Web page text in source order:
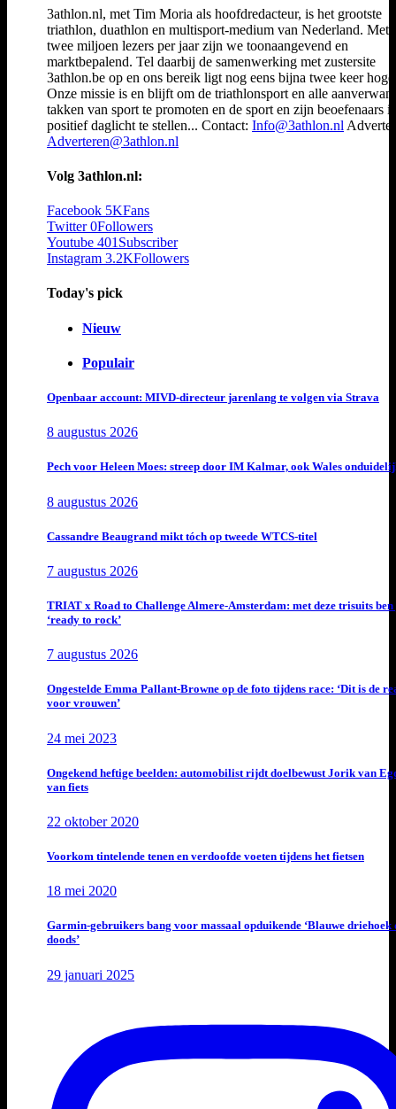
3athlon.nl, met Tim Moria als hoofdredacteur, is het grootste
triathlon, duathlon en multisport-medium van Nederland. Met
twee miljoen lezers per jaar zijn we toonaangevend en
marktbepalend. Tel daarbij de samenwerking met zustersite
3athlon.be op en ons bereik ligt nog eens bijna twee keer
Onze missie is en blijft om de triathlonsport en alle
takken van sport te promoten en de sport en zijn beoefenaars
positief daglicht te stellen... Contact: Info@3athlon.nl
Adverteren@3athlon.nl
Volg 3athlon.nl:
Facebook 5KFans
Twitter 0Followers
Youtube 401 Subscriber
Instagram 3.2KFollowers
Today's pick
Nieuw
Populair
Openbaar account: MIVD-directeur jarenlang te volgen via Strava
8 augustus 2026
Pech voor Heleen Moes: streep door IM Kalmar, ook Wales
8 augustus 2026
Cassandre Beaugrand mikt tóch op tweede WTCS-titel
7 augustus 2026
TRIAT x Road to Challenge Almere-Amsterdam: met deze trisuits ben
‘ready to rock’
7 augustus 2026
Ongestelde Emma Pallant-Browne op de foto tijdens race: ‘Dit is de
voor vrouwen’
24 mei 2023
Ongekend heftige beelden: automobilist rijdt doelbewust Jorik van
van fiets
22 oktober 2020
Voorkom tintelende tenen en verdoofde voeten tijdens het fietsen
18 mei 2020
Garmin-gebruikers bang voor massaal opduikende ‘Blauwe driehoek
doods’
29 januari 2025